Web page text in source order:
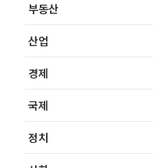
부동산
산업
경제
국제
정치